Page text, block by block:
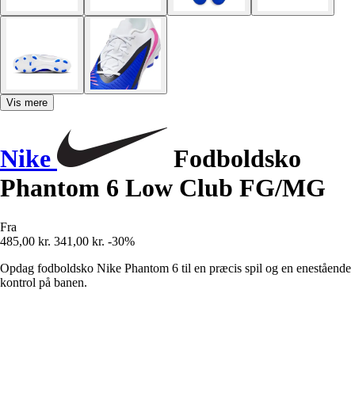
Vis mere
Nike
Fodboldsko
Phantom 6 Low Club FG/MG
Fra
485,00 kr. 341,00 kr. -30%
Opdag fodboldsko Nike Phantom 6 til en præcis spil og en enestående
kontrol på banen.